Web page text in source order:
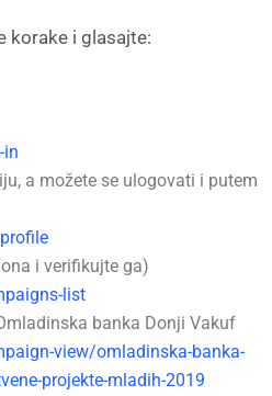
korake i glasajte:
in
a možete se ulogovati i putem
i verifikujte ga)
list
banka Donji Vakuf
view/omladinska-banka-
projekte-mladih-2019